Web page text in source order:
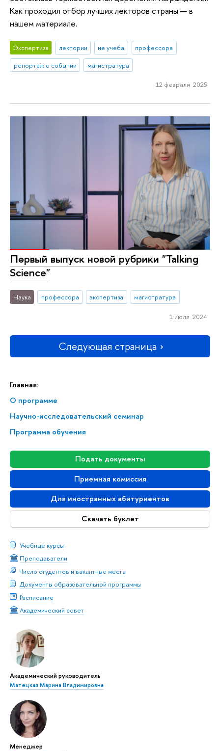
Главная:
О программе
Научно-исследовательский семинар
Программа обучения
Подать документы
Приемная комиссия
Для иностранных абитуриентов
Скачать буклет
Учебные курсы
Преподаватели
Число студентов и вакантные места
Документы образовательной программы
Расписание
Академический совет
Академический руководитель
Матецкая Марина Владимировна
Менеджер
Как проходил отбор лучших лекторов страны — в
нашем материале.
Экспертиза лектории не учеба
профессора
репортаж о событии
магистратура
12 февраля 2025
Первый выпуск новой рубрики "Talking
Science"
Наука профессора экспертиза магистратура
1 июля 2024
Следующая страница